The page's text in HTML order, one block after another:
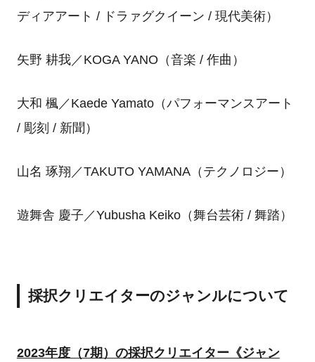
ディアアート / ドラァグクイーン / 現代美術）
矢野 耕我／KOGA YANO（音楽 / 作曲）
大和 楓／Kaede Yamato（パフォーマンスアート
/ 彫刻 / 新聞）
山名 琢翔／TAKUTO YAMANA（テクノロジー）
遊舞舎 慶子／Yubusha Keiko（舞台芸術 / 舞踏）
採択クリエイターのジャンルについて
2023年度（7期）の採択クリエイター《ジャン